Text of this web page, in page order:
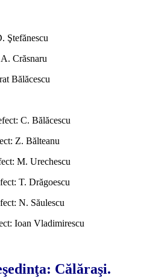
Ştefănescu
Crăsnaru
Bălăcescu
C. Bălăcescu
Z. Bălteanu
M. Urechescu
T. Drăgoescu
N. Săulescu
Ioan Vladimirescu
Călăraşi.